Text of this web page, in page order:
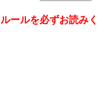
ールを必ずお読みく